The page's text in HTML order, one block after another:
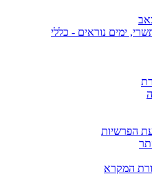
ימים נוראים - כללי
הפרשיות
המקרא